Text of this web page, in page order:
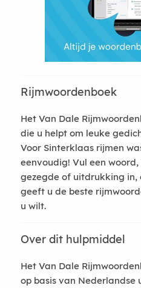
Rijmwoordenboek
Het Van Dale
die u helpt om leuke
Voor Sinterklaas rijmen
eenvoudig! Vul een
gezegde of uitdrukking in,
geeft u de beste
u wilt.
Over dit hulpmiddel
Het Van Dale
op basis van Nederlandse